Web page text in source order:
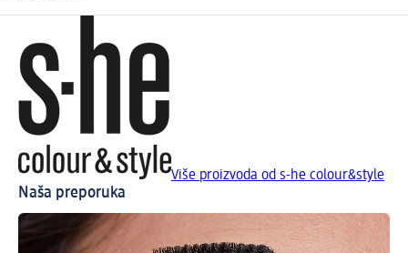
Više proizvoda od s-he colour&style
Naša preporuka